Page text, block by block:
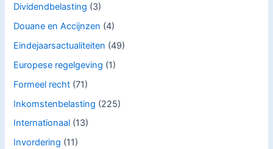
Dividendbelasting (3)
Douane en Accijnzen (4)
Eindejaarsactualiteiten (49)
Europese regelgeving (1)
Formeel recht (71)
Inkomstenbelasting (225)
Internationaal (13)
Invordering (11)